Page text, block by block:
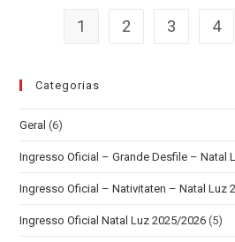
1 2 3 4
Categorias
Geral (6)
Ingresso Oficial – Grande Desfile – Natal
Ingresso Oficial – Nativitaten – Natal Luz
Ingresso Oficial Natal Luz 2025/2026 (5)